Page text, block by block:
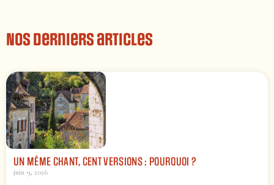
Nos derniers articles
UN MÊME CHANT, CENT VERSIONS : POURQUOI ?
juin 9, 2026